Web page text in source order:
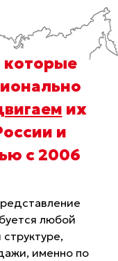
которые
их
и
с 2006
любой
именно по